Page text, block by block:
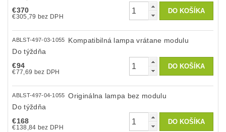
€370
€305,79 bez DPH
ABLST-497-03-1055
Kompatibilná lampa vrátane modulu
Do týždňa
€94
€77,69 bez DPH
ABLST-497-04-1055
Originálna lampa bez modulu
Do týždňa
€168
€138,84 bez DPH